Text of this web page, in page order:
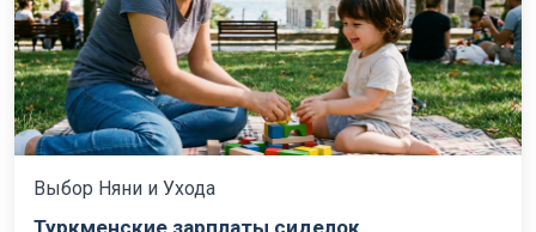
Выбор Няни и Ухода
Туркменские зарплаты сиделок